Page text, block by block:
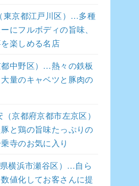
東京都江戸川区）…多種
にフルボディの旨味、
楽しめる名店
中野区）…熱々の鉄板
量のキャベツと豚肉の
京都府京都市左京区）
と鶏の旨味たっぷりの
寺のお気に入り
横浜市瀬谷区）…自ら
値化してお客さんに提